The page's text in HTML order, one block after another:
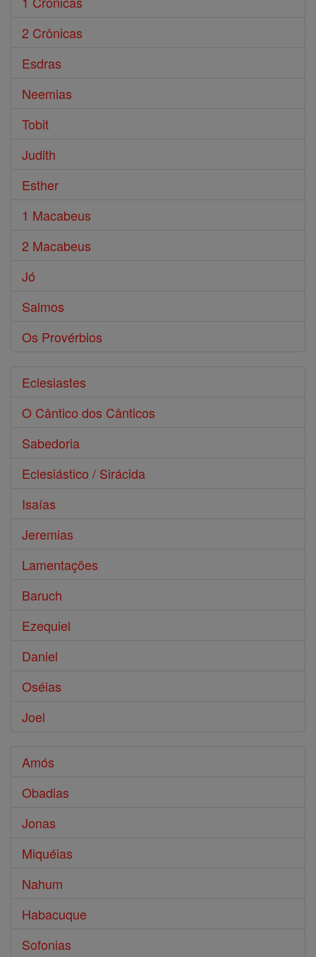
2 Crônicas
Esdras
Neemias
Tobit
Judith
Esther
1 Macabeus
2 Macabeus
Jó
Salmos
Os Provérbios
Eclesiastes
O Cântico dos Cânticos
Sabedoria
Eclesiástico / Sirácida
Isaías
Jeremias
Lamentações
Baruch
Ezequiel
Daniel
Oséias
Joel
Amós
Obadias
Jonas
Miquéias
Nahum
Habacuque
Sofonias